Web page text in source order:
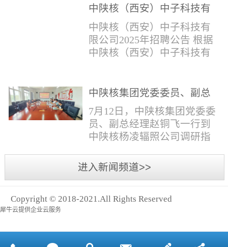
登记表》(见附件2）并如实
填写。并将《应聘人员登记
表》和本人学历学位证书和
相关证件扫描件发送至报名
本科西安石油大学测控技术
月本科西安石油大学通信工
程社招3王小明男1981年11月
本科西安石油大学测控技术
子工程社招5何晔女1979年10
月本科西安财经学院工商管
理社招6张柳怡女1998...
中陕核（西安）中子科技有
限公司2025年招聘公告
中陕核（西安）中子科技有
限公司2025年招聘公告 根据
中陕核（西安）中子科技有
如下：一、招聘岗位及人数
见附件1二、招聘范围（1）
社会招聘：面向社会招聘。
（2）应届生招聘：国家计划
内统一招收的全日制院校应
届毕业生，重点院校应届毕
业生优先；回国一年内取得
国家教育部出具的学历（学
三、招聘流程（一）个人报
中陕核集团党委委员、副总
经理赵铜飞一行到中陕核杨
凌辐照公司调研指导工作
7月12日，中陕核集团党委委
员、副总经理赵铜飞一行到
中陕核杨凌辐照公司调研指
息部部长赵磊，中陕核核盛
公司执行董事张鹏，核盛公
执行董事李奎等陪同调研。
进入新闻频道>>
Copyright © 2018-2021.All Rights Reserved
犀牛云提供企业云服务